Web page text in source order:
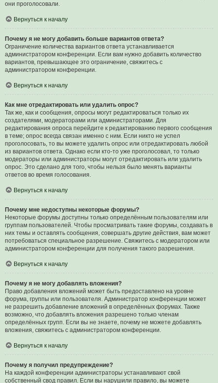
они проголосовали.
Вернуться к началу
Почему я не могу добавить больше вариантов ответа?
Ограничение количества вариантов ответа устанавливается
администратором конференции. Если вам нужно добавить количество
вариантов, превышающее это ограничение, свяжитесь с
администратором конференции.
Вернуться к началу
Как мне отредактировать или удалить опрос?
Так же, как и сообщения, опросы могут редактироваться только их
создателями, модераторами или администраторами. Для
редактирования опроса перейдите к редактированию первого сообщения
в теме; опрос всегда связан именно с ним. Если никто не успел
проголосовать, то вы можете удалить опрос или отредактировать любой
из вариантов ответа. Однако если кто-то уже проголосовал, то только
модераторы или администраторы могут отредактировать или удалить
опрос. Это сделано для того, чтобы нельзя было менять варианты
ответов во время голосования.
Вернуться к началу
Почему мне недоступны некоторые форумы?
Некоторые форумы доступны только определённым пользователям или
группам пользователей. Чтобы просматривать такие форумы, создавать в
них темы и оставлять сообщения, совершать другие действия, вам может
потребоваться специальное разрешение. Свяжитесь с модератором или
администратором конференции для получения такого разрешения.
Вернуться к началу
Почему я не могу добавлять вложения?
Право добавления вложений может быть предоставлено на уровне
форума, группы или пользователя. Администратор конференции может
не разрешить добавление вложений в определённых форумах. Также
возможно, что добавлять вложения разрешено только членам
определённых групп. Если вы не знаете, почему не можете добавлять
вложения, свяжитесь с администратором конференции.
Вернуться к началу
Почему я получил предупреждение?
На каждой конференции администраторы устанавливают свой
собственный свод правил. Если вы нарушили правило, вы можете